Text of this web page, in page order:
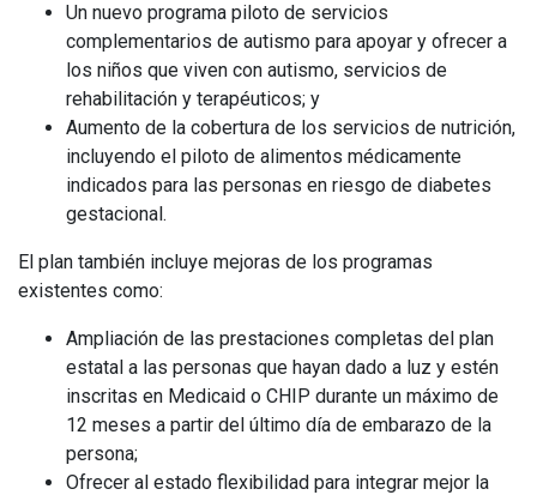
Un nuevo programa piloto de servicios
complementarios de autismo para apoyar y ofrecer a
los niños que viven con autismo, servicios de
rehabilitación y terapéuticos; y
Aumento de la cobertura de los servicios de nutrición,
incluyendo el piloto de alimentos médicamente
indicados para las personas en riesgo de diabetes
gestacional.
El plan también incluye mejoras de los programas
existentes como:
Ampliación de las prestaciones completas del plan
estatal a las personas que hayan dado a luz y estén
inscritas en Medicaid o CHIP durante un máximo de
12 meses a partir del último día de embarazo de la
persona;
Ofrecer al estado flexibilidad para integrar mejor la